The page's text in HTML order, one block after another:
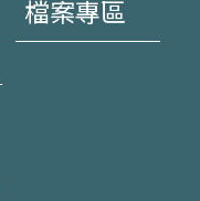
檔案專區